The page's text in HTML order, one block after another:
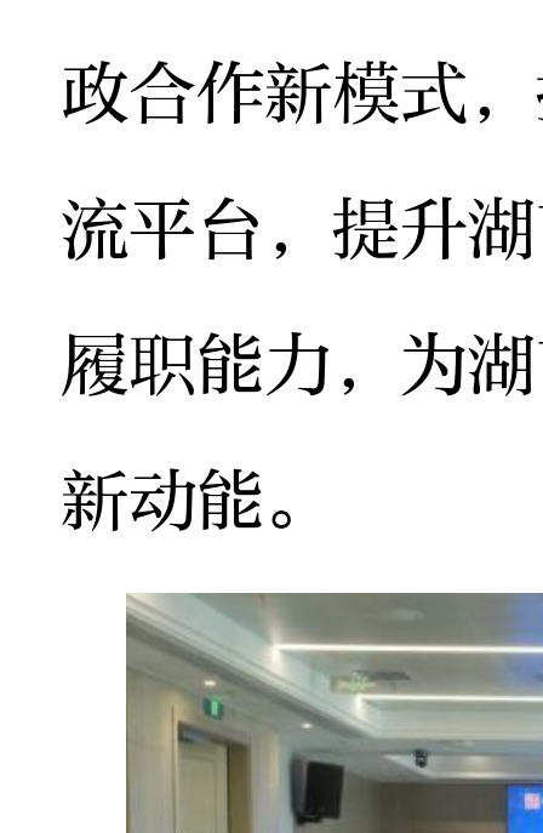
政合作新模式
流平台，提升
履职能力，为
新动能。